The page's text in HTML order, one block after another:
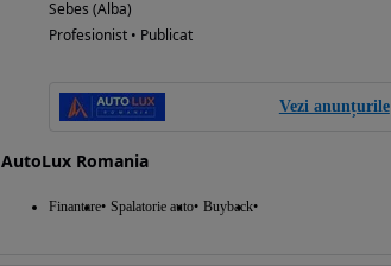
Sebes (Alba)
Profesionist • Publicat
Vezi anunțurile
AutoLux Romania
Finantare Spalatorie auto Buyback